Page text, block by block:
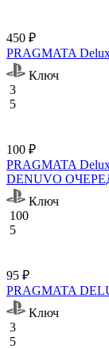
450 ₽
PRAGMATA
Ключ
3
5
100 ₽
PRAGMATA
DENUVO
Ключ
100
5
95 ₽
PRAGMATA
Ключ
3
5